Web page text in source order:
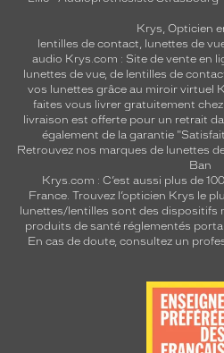
Krys, Opticien
lentilles de contact, lunettes de
audio Krys.com : Site de vente en
lunettes de vue, de lentilles de
vos lunettes grâce au miroir virtuel
faites vous livrer gratuitement
livraison est offerte pour un retrait
également de la garantie
Retrouvez nos marques de lunettes
Ban
Krys.com : C’est aussi plus de
France. Trouvez l’opticien Krys le
lunettes/lentilles sont des dispositifs
produits de santé réglementés
En cas de doute, consultez un